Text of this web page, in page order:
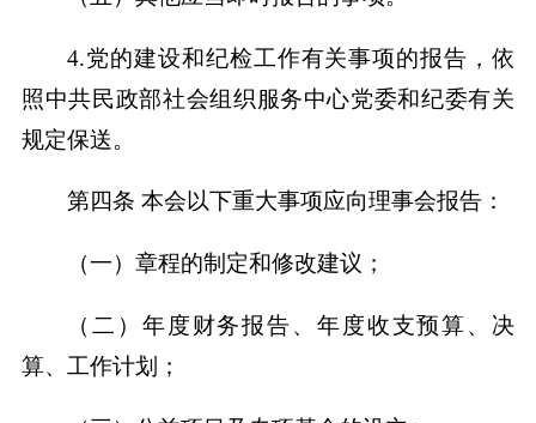
4.党的建设和纪检工作有关事项的报告，依
照中共民政部社会组织服务中心党委和纪委有关
规定保送。
第四条 本会以下重大事项应向理事会报告：
（一）章程的制定和修改建议；
（二）年度财务报告、年度收支预算、决
算、工作计划；